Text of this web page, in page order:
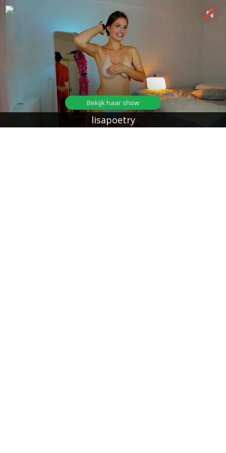
lisapoetry
Bekijk haar show